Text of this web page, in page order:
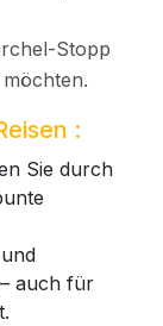
Stopp
:
Sie durch
auch für